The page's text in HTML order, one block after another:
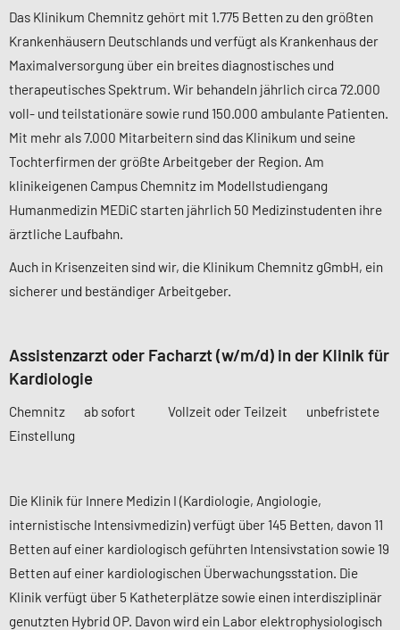
Das Klinikum Chemnitz gehört mit 1.775 Betten zu den größten
Krankenhäusern Deutschlands und verfügt als Krankenhaus der
Maximalversorgung über ein breites diagnostisches und
therapeutisches Spektrum. Wir behandeln jährlich circa 72.000
voll- und teilstationäre sowie rund 150.000 ambulante Patienten.
Mit mehr als 7.000 Mitarbeitern sind das Klinikum und seine
Tochterfirmen der größte Arbeitgeber der Region. Am
klinikeigenen Campus Chemnitz im Modellstudiengang
Humanmedizin MEDiC starten jährlich 50 Medizinstudenten ihre
ärztliche Laufbahn.
Auch in Krisenzeiten sind wir, die Klinikum Chemnitz gGmbH, ein
sicherer und beständiger Arbeitgeber.
Assistenzarzt oder Facharzt (w/m/d) in der Klinik für
Kardiologie
Chemnitz ab sofort Vollzeit oder Teilzeit unbefristete
Einstellung
Die Klinik für Innere Medizin I (Kardiologie, Angiologie,
internistische Intensivmedizin) verfügt über 145 Betten, davon 11
Betten auf einer kardiologisch geführten Intensivstation sowie 19
Betten auf einer kardiologischen Überwachungsstation. Die
Klinik verfügt über 5 Katheterplätze sowie einen interdisziplinär
genutzten Hybrid OP. Davon wird ein Labor elektrophysiologisch